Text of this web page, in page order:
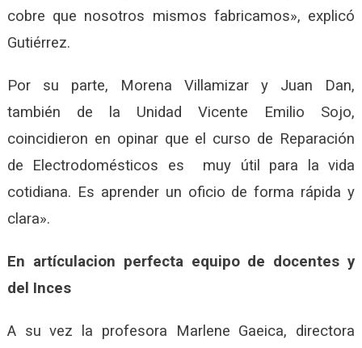
cobre que nosotros mismos fabricamos», explicó
Gutiérrez.
Por su parte, Morena Villamizar y Juan Dan,
también de la Unidad Vicente Emilio Sojo,
coincidieron en opinar que el curso de Reparación
de Electrodomésticos es muy útil para la vida
cotidiana. Es aprender un oficio de forma rápida y
clara».
En artículacion perfecta equipo de docentes y
del Inces
A su vez la profesora Marlene Gaeica, directora